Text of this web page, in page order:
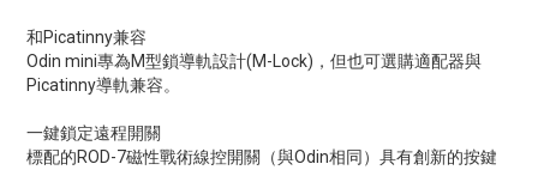
和Picatinny兼容
Odin mini專為M型鎖導軌設計(M-Lock)，但也可選購適配器與
Picatinny導軌兼容。
一鍵鎖定遠程開關
標配的ROD-7磁性戰術線控開關（與Odin相同）具有創新的按鍵